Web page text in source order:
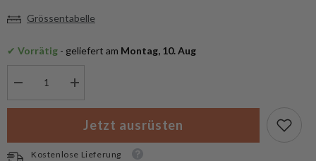
Grössentabelle
✔ Vorrätig - geliefert am Montag, 10. Aug
für
Trinkblase
3L
Menge
für
Mil-
Tec
Trinkblase
3L
Jetzt ausrüsten
Kostenlose Lieferung